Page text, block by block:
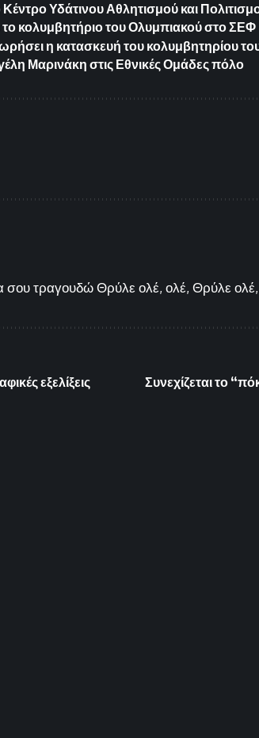
Υδάτινου Αθλητισμού και
το κολυμβητήριο του Ολυμπιακού στο ΣΕΦ
η κατασκευή του κολυμβητηρίου
Μαρινάκη στις Εθνικές Ομάδες πόλο
σου τραγουδώ Θρύλε ολέ, ολέ, Θρύλε ολέ,
εξελίξεις
Συνεχίζεται το